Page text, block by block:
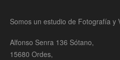
Somos un estudio de Fotografía y
Alfonso Senra 136 Sótano,
15680 Ordes,